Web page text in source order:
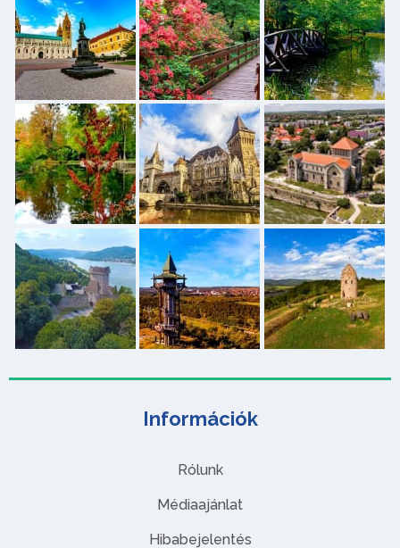
Információk
Rólunk
Médiaajánlat
Hibabejelentés